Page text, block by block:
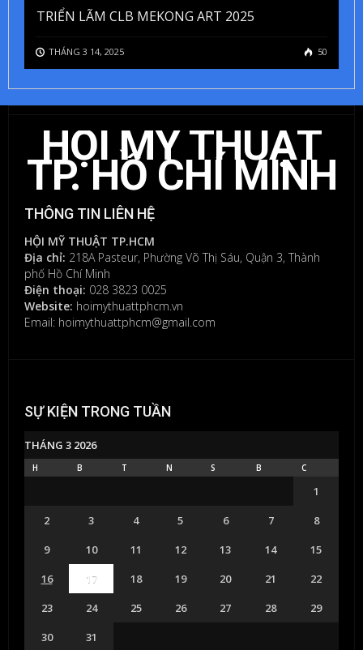
TRIỂN LÃM CLB MEKONG ART 2025
THÁNG 3 14, 2025 50
HỘI MỸ THUẬT
TP. HỒ CHÍ MINH
THÔNG TIN LIÊN HỆ
HỘI MỸ THUẬT TP.HCM
Địa chỉ: 218A Pasteur, Phường Võ Thị Sáu, Quận 3, Thành
phố Hồ Chí Minh
Điện thoại: 028 3823 0025
Website: hoimythuattphcm.vn
Email: hoimythuattphcm@gmail.com
SỰ KIỆN TRONG TUẦN
THÁNG 3 2026
H B T N S B C
1
2
3 4 5 6 7
8
9
10 11 12 13 14
15
16
17 18 19 20 21
22
23
24 25 26 27 28
29
30
31